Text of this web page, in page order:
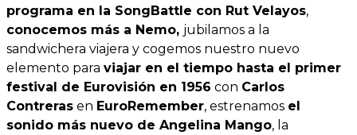
programa en la SongBattle con Rut Velayos,
conocemos más a Nemo, jubilamos a la
sandwichera viajera y cogemos nuestro nuevo
elemento para viajar en el tiempo hasta el primer
festival de Eurovisión en 1956 con Carlos
Contreras en EuroRemember, estrenamos el
sonido más nuevo de Angelina Mango, la